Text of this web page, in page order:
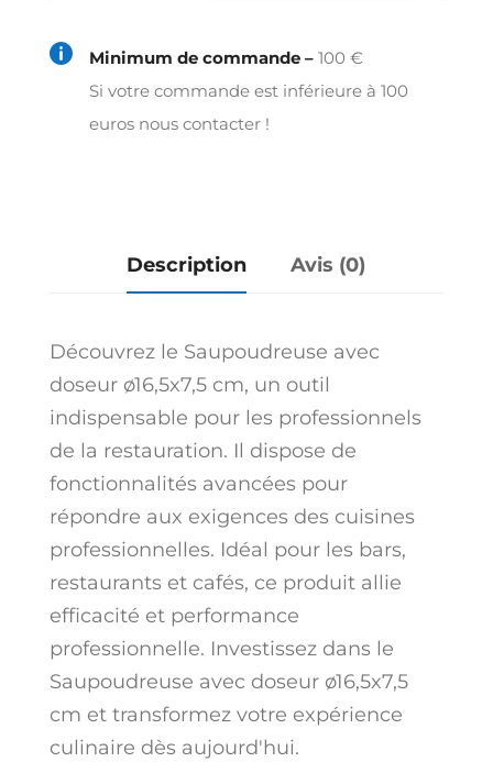
ø16,5x7,5
 Minimum de commande – 100 €
Si votre commande est inférieure à 100
euros nous contacter !
Description Avis (0)
Découvrez le Saupoudreuse avec
doseur ø16,5x7,5 cm, un outil
indispensable pour les professionnels
de la restauration. Il dispose de
fonctionnalités avancées pour
répondre aux exigences des cuisines
professionnelles. Idéal pour les bars,
restaurants et cafés, ce produit allie
efficacité et performance
professionnelle. Investissez dans le
Saupoudreuse avec doseur ø16,5x7,5
cm et transformez votre expérience
culinaire dès aujourd'hui.